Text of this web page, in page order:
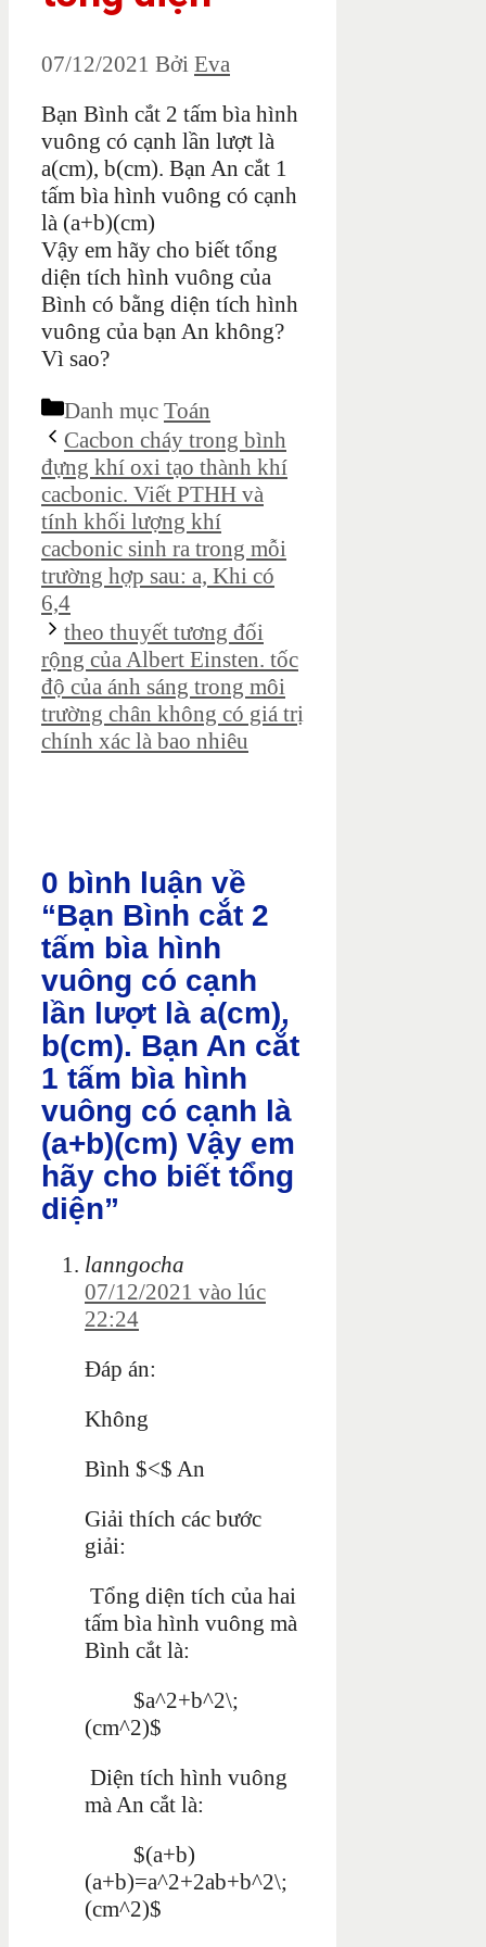
07/12/2021 Bởi Eva
Bạn Bình cắt 2 tấm bìa hình
vuông có cạnh lần lượt là
a(cm), b(cm). Bạn An cắt 1
tấm bìa hình vuông có cạnh
là (a+b)(cm)
Vậy em hãy cho biết tổng
diện tích hình vuông của
Bình có bằng diện tích hình
vuông của bạn An không?
Vì sao?
Danh mục Toán
Cacbon cháy trong bình
đựng khí oxi tạo thành khí
cacbonic. Viết PTHH và
tính khối lượng khí
cacbonic sinh ra trong mỗi
trường hợp sau: a, Khi có
6,4
theo thuyết tương đối
rộng của Albert Einsten. tốc
độ của ánh sáng trong môi
trường chân không có giá trị
chính xác là bao nhiêu
0 bình luận về
“Bạn Bình cắt 2
tấm bìa hình
vuông có cạnh
lần lượt là a(cm),
b(cm). Bạn An cắt
1 tấm bìa hình
vuông có cạnh là
(a+b)(cm) Vậy em
hãy cho biết tổng
diện”
lanngocha
07/12/2021 vào lúc
22:24
Đáp án:
Không
Bình $<$ An
Giải thích các bước
giải:
Tổng diện tích của hai
tấm bìa hình vuông mà
Bình cắt là:
$a^2+b^2\;
(cm^2)$
Diện tích hình vuông
mà An cắt là:
$(a+b)
(a+b)=a^2+2ab+b^2\;
(cm^2)$